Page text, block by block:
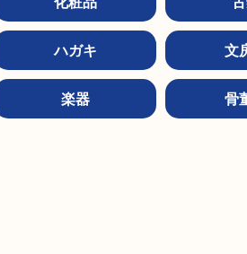
ハガキ 文
楽器 骨